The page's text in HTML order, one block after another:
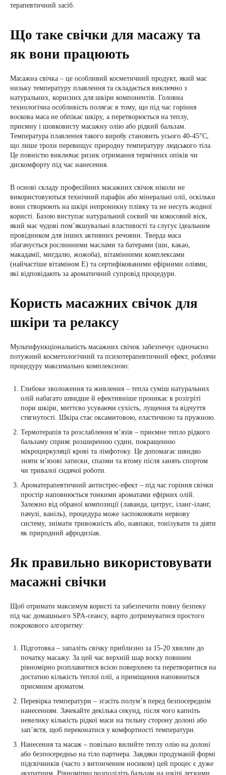
терапевтичний засіб.
Що таке свічки для масажу та
як вони працюють
Масажна свічка – це особливий косметичний продукт, який має
низьку температуру плавлення та складається виключно з
натуральних, корисних для шкіри компонентів. Головна
технологічна особливість полягає в тому, що під час горіння
воскова маса не обпікає шкіру, а перетворюється на теплу,
приємну і шовковисту масажну олію або рідкий бальзам.
Температура плавлення такого виробу становить усього 40-45°C,
що лише трохи перевищує природну температуру людського тіла.
Це повністю виключає ризик отримання термічних опіків чи
дискомфорту під час нанесення.
В основі складу професійних масажних свічок ніколи не
використовуються технічний парафін або мінеральні олії, оскільки
вони створюють на шкірі непроникну плівку та не несуть жодної
користі. Базою виступає натуральний соєвий чи кокосовий віск,
який має чудові пом’якшувальні властивості та слугує ідеальним
провідником для інших активних речовин. Тверда маса
збагачується рослинними маслами та батерами (ши, какао,
макадамії, мигдалю, жожоба), вітамінними комплексами
(найчастіше вітаміном E) та сертифікованими ефірними оліями,
які відповідають за ароматичний супровід процедури.
Користь масажних свічок для
шкіри та релаксу
Мультифункціональність масажних свічок забезпечує одночасно
потужний косметологічний та психотерапевтичний ефект, роблячи
процедуру максимально комплексною:
Глибоке зволоження та живлення – тепла суміш натуральних
олій набагато швидше й ефективніше проникає в розігріті
пори шкіри, миттєво усуваючи сухість, лущення та відчуття
стягнутості. Шкіра стає оксамитовою, еластичною та пружною.
Термотерапія та розслаблення м’язів – приємне тепло рідкого
бальзаму сприяє розширенню судин, покращенню
мікроциркуляції крові та лімфотоку. Це допомагає швидко
зняти м’язові затиски, спазми та втому після занять спортом
чи тривалої сидячої роботи.
Ароматерапевтичний антистрес-ефект – під час горіння свічки
простір наповнюється тонкими ароматами ефірних олій.
Залежно від обраної композиції (лаванда, цитрус, іланг-іланг,
пачулі, ваніль), процедура може заспокоювати нервову
систему, знімати тривожність або, навпаки, тонізувати та діяти
як природний афродизіак.
Як правильно використовувати
масажні свічки
Щоб отримати максимум користі та забезпечити повну безпеку
під час домашнього SPA-сеансу, варто дотримуватися простого
покрокового алгоритму:
Підготовка – запаліть свічку приблизно за 15-20 хвилин до
початку масажу. За цей час верхній шар воску повинен
рівномірно розплавитися всією поверхнею та перетворитися на
достатню кількість теплої олії, а приміщення наповниться
приємним ароматом.
Перевірка температури – згасіть полум’я перед безпосереднім
нанесенням. Зачекайте декілька секунд, після чого капніть
невелику кількість рідкої маси на тильну сторону долоні або
зап’ястя, щоб переконатися у комфортності температури.
Нанесення та масаж – повільно вилийте теплу олію на долоні
або безпосередньо на тіло партнера. Завдяки продуманій формі
підсвічників (часто з витонченим носиком) цей процес є дуже
акуратним. Рівномірно розподіліть бальзам на шкірі легкими